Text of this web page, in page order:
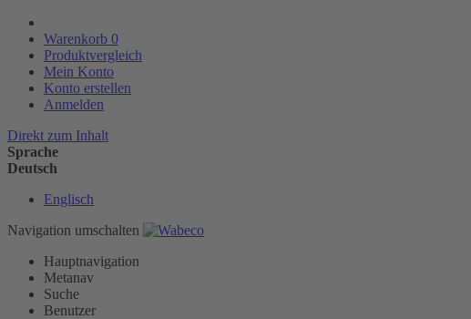
Warenkorb 0
Produktvergleich
Mein Konto
Konto erstellen
Anmelden
Direkt zum Inhalt
Sprache
Deutsch
Englisch
Navigation umschalten
Hauptnavigation
Metanav
Suche
Benutzer